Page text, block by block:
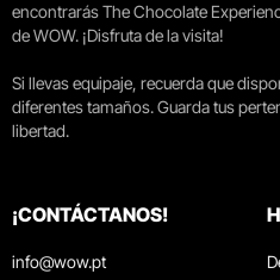
encontrarás The Chocolate
de WOW. ¡Disfruta de la visita!
Si llevas equipaje, recuerda que
diferentes tamaños. Guarda tus
libertad.
¡CONTÁCTANOS!
info@wow.pt